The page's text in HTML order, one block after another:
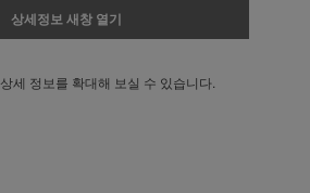
상세정보 새창 열기
상세 정보를 확대해 보실 수 있습니다.